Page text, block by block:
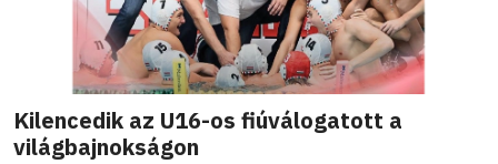
Kilencedik az U16-os fiúválogatott a
világbajnokságon